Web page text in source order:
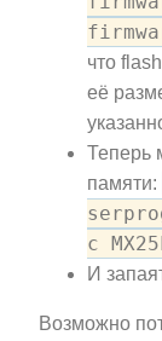
что
её
Теперь
памяти:
c
И
Возможно